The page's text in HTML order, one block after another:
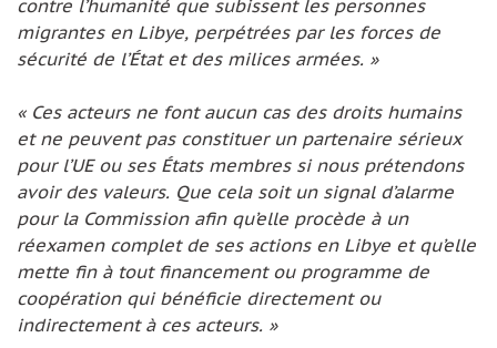
contre l’humanité que subissent les personnes
migrantes en Libye, perpétrées par les forces de
sécurité de l’État et des milices armées. »
« Ces acteurs ne font aucun cas des droits humains
et ne peuvent pas constituer un partenaire sérieux
pour l’UE ou ses États membres si nous prétendons
avoir des valeurs. Que cela soit un signal d’alarme
pour la Commission afin qu’elle procède à un
réexamen complet de ses actions en Libye et qu’elle
mette fin à tout financement ou programme de
coopération qui bénéficie directement ou
indirectement à ces acteurs. »